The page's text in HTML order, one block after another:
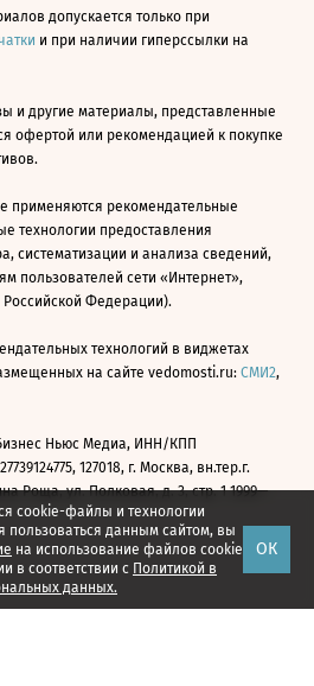
cookie-файлы и технологии
пользоваться данным сайтом, вы
на использование файлов cookie
в соответствии с Политикой в
данных.
ОК
допускается только при
и при наличии гиперссылки на
и другие материалы, представленные
офертой или рекомендацией к покупке
применяются рекомендательные
технологии предоставления
систематизации и анализа сведений,
пользователей сети «Интернет»,
Федерации).
технологий в виджетах
на сайте vedomosti.ru: СМИ2,
Ньюс Медиа, ИНН/КПП
127018, г. Москва, вн.тер.г.
Роща, ул. Полковая, д. 3, стр. 1 1999—